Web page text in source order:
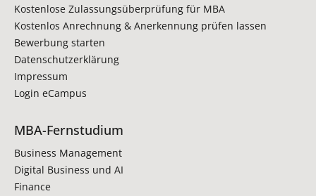
Kostenlose Zulassungsüberprüfung für MBA
Kostenlos Anrechnung & Anerkennung prüfen lassen
Bewerbung starten
Datenschutzerklärung
Impressum
Login eCampus
MBA-Fernstudium
Business Management
Digital Business und AI
Finance